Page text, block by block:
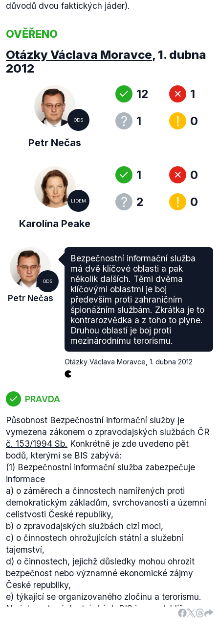
důvodů dvou faktických jáder).
OVĚŘENO
Otázky Václava Moravce, 1. dubna
2012
ODS
Petr Nečas
12
1
1
0
LIDEM
Karolína Peake
1
2
0
0
ODS
Petr Nečas
Bezpečnostní informační služba
má dvě klíčové oblasti a pak
několik dalších. Těmi dvěma
klíčovými oblastmi je boj
především proti zahraničním
špionážním službám. Zkrátka je to
kontrarozvědka a z toho to plyne.
Druhou oblastí je boj proti
mezinárodnímu terorismu.
Otázky Václava Moravce 1. dubna 2012
PRAVDA
Působnost Bezpečnostní informační služby je
vymezena zákonem o zpravodajských službách ČR
č. 153/1994 Sb. Konkrétně je zde uvedeno pět
bodů, kterými se BIS zabývá:
(1) Bezpečnostní informační služba zabezpečuje
informace
a) o záměrech a činnostech namířených proti
demokratickým základům, svrchovanosti a územní
celistvosti České republiky,
b) o zpravodajských službách cizí moci,
c) o činnostech ohrožujících státní a služební
tajemství,
d) o činnostech, jejichž důsledky mohou ohrozit
bezpečnost nebo významné ekonomické zájmy
České republiky,
e) týkající se organizovaného zločinu a terorismu.
Na internetových stránkách BIS jsou pak blíže
upřesněny hlavní oblasti zájmu BIS, kterými jsou